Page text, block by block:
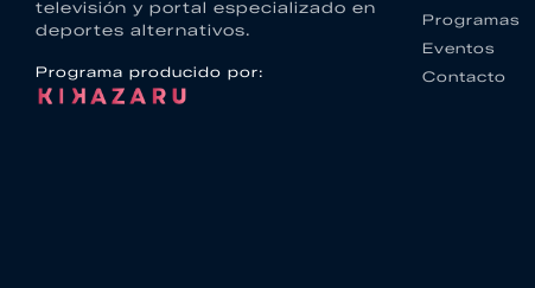
televisión y portal especializado en
deportes alternativos.
Programa producido por:
Programas
Eventos
Contacto